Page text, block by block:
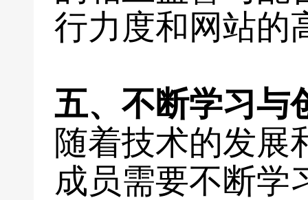
行力度和网站的
五、不断学习与
随着技术的发展
成员需要不断学